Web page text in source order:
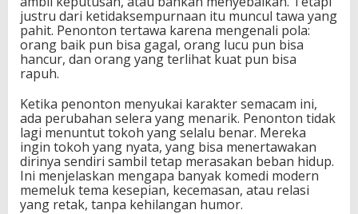
justru dari ketidaksempurnaan itu muncul tawa yang
pahit. Penonton tertawa karena mengenali pola:
orang baik pun bisa gagal, orang lucu pun bisa
hancur, dan orang yang terlihat kuat pun bisa
rapuh.
Ketika penonton menyukai karakter semacam ini,
ada perubahan selera yang menarik. Penonton tidak
lagi menuntut tokoh yang selalu benar. Mereka
ingin tokoh yang nyata, yang bisa menertawakan
dirinya sendiri sambil tetap merasakan beban hidup.
Ini menjelaskan mengapa banyak komedi modern
memeluk tema kesepian, kecemasan, atau relasi
yang retak, tanpa kehilangan humor.